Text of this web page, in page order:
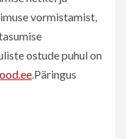
vormistamist,
ostude puhul on
.Päringus